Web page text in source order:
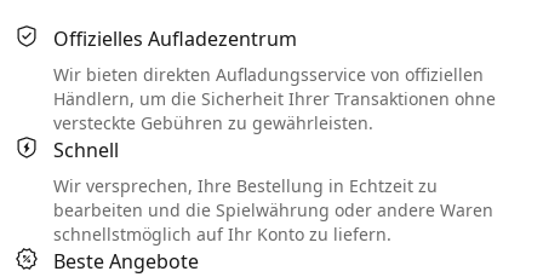
Offizielles Aufladezentrum
Wir bieten direkten Aufladungsservice von offiziellen
Händlern, um die Sicherheit Ihrer Transaktionen ohne
versteckte Gebühren zu gewährleisten.
Schnell
Wir versprechen, Ihre Bestellung in Echtzeit zu
bearbeiten und die Spielwährung oder andere Waren
schnellstmöglich auf Ihr Konto zu liefern.
Beste Angebote